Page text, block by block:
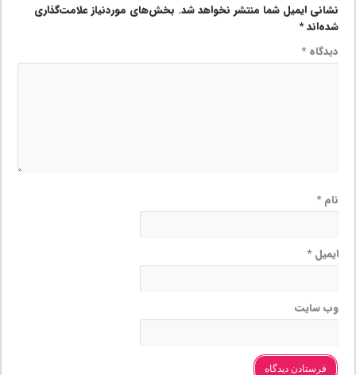
نشانی ایمیل شما منتشر نخواهد شد. بخش‌های موردنیاز علامت‌گذاری
شده‌اند*
دیدگاه*
نام*
ایمیل*
وب‌ سایت